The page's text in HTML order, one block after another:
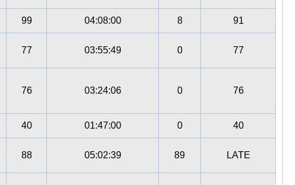
99 04:08:00 8 91
77 03:55:49 0 77
76 03:24:06 0 76
40 01:47:00 0 40
88 05:02:39 89 LATE